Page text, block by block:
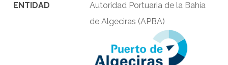
ENTIDAD
Autoridad Portuaria de la Bahía
de Algeciras (APBA)